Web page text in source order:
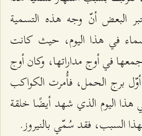
البعض أنّ وجه هذه التسمية
في هذا اليوم، حيث كانت
في أوج مداراتها، وكان أوج
برج الحمل، فأُمرت الكواكب
هذا اليوم الذي شهد أيضًا خلقة
السبب، فقد سُمّي بالنيروز.